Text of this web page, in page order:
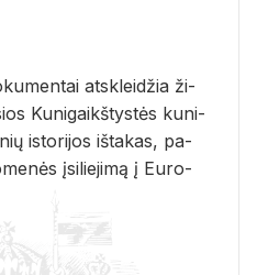
at­sklei­džia ži­
Ku­ni­gaikš­tys­tės ku­ni­
is­to­ri­jos iš­ta­kas, pa­
įsi­lie­ji­mą į Eu­ro­